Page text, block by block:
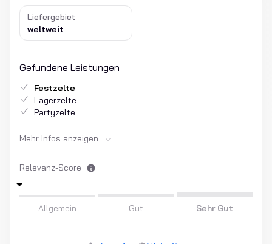
Liefergebiet
weltweit
Gefundene Leistungen
Festzelte
Lagerzelte
Partyzelte
Mehr Infos anzeigen
Relevanz-Score
Allgemein Gut Sehr Gut